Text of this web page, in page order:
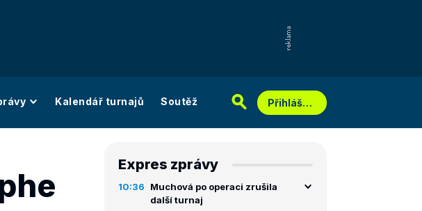
Kalendář turnajů Soutěž Přihlášení
Expres zprávy
10:36
Muchová po operaci zrušila
další turnaj